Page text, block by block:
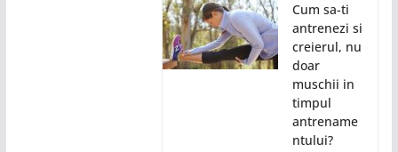
Cum sa-ti
antrenezi si
creierul, nu
doar
muschii in
timpul
antrename
ntului?